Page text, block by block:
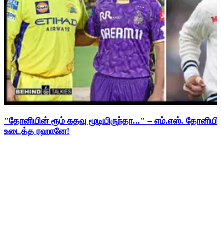
"தோனியின் ரூம் கதவு மூடியிருந்தா..." – எம்.எஸ்.
உடைத்த ரஹானே!